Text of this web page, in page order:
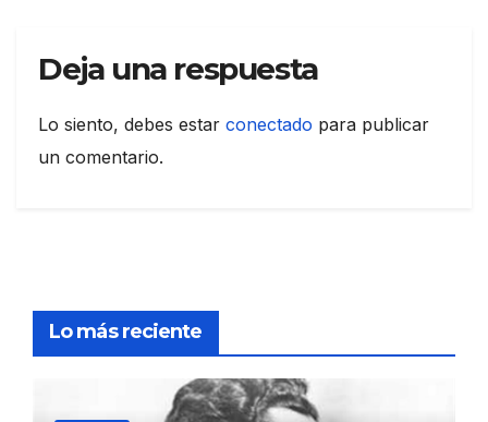
Deja una respuesta
Lo siento, debes estar conectado para publicar
un comentario.
Lo más reciente